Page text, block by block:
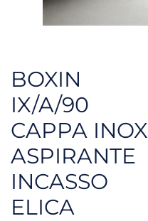
BOXIN
IX/A/90
CAPPA INOX
ASPIRANTE
INCASSO
ELICA